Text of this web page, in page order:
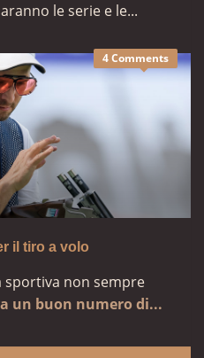
le serie e le...
4 Comments
il tiro a volo
sportiva non sempre
un buon numero di...